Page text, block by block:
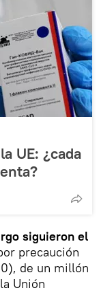
UE: ¿cada
siguieron el
precaución
de un millón
Unión